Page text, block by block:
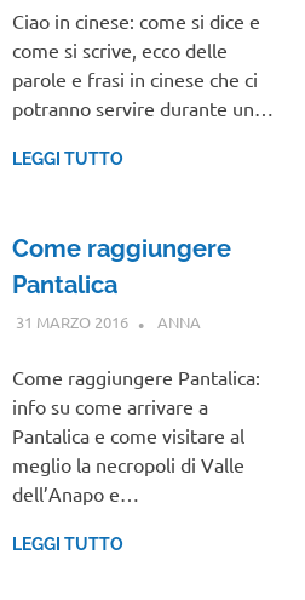
Ciao in cinese: come si dice e
come si scrive, ecco delle
parole e frasi in cinese che ci
potranno servire durante un…
LEGGI TUTTO
Come raggiungere
Pantalica
31 MARZO 2016 ANNA
Come raggiungere Pantalica:
info su come arrivare a
Pantalica e come visitare al
meglio la necropoli di Valle
dell’Anapo e…
LEGGI TUTTO